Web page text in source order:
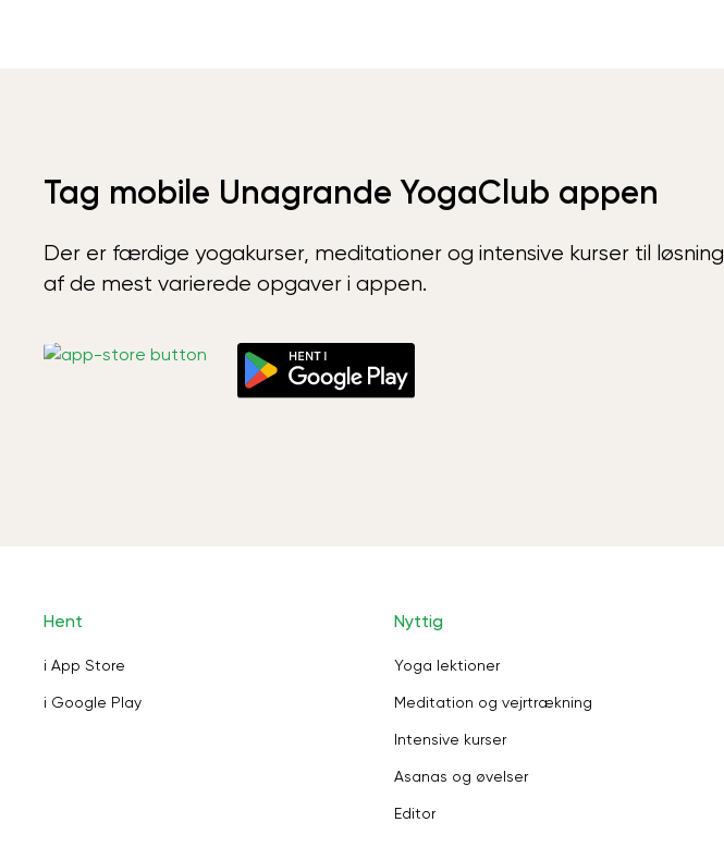
Tag mobile Unagrande YogaClub appen
Der er færdige yogakurser, meditationer og intensive kurser til løsning
af de mest varierede opgaver i appen.
Hent
i App Store
i Google Play
Nyttig
Yoga lektioner
Meditation og vejrtrækning
Intensive kurser
Asanas og øvelser
Editor